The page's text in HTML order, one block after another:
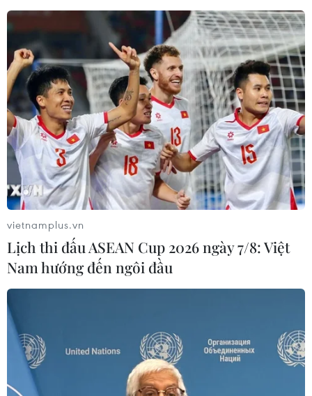
vietnamplus.vn
Lịch thi đấu ASEAN Cup 2026 ngày 7/8: Việt
Nam hướng đến ngôi đầu